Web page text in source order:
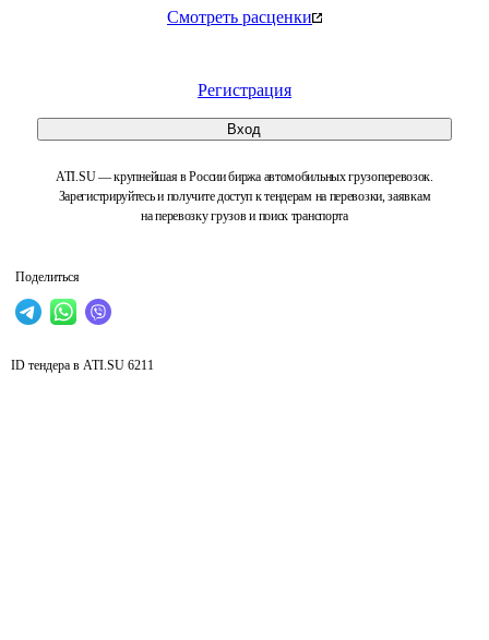
Смотреть расценки
Регистрация
Вход
ATI.SU — крупнейшая в России биржа автомобильных грузоперевозок.
Зарегистрируйтесь и получите доступ к тендерам на перевозки, заявкам
на перевозку грузов и поиск транспорта
Поделиться
ID тендера в ATI.SU 6211